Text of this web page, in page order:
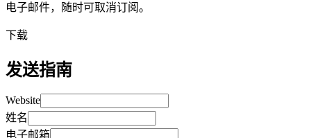
电子邮件，随时可取消订阅。
下载
发送指南
Website
姓名
电子邮箱